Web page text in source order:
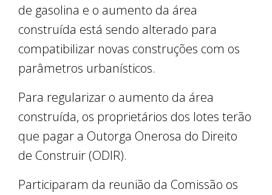
de gasolina e o aumento da área
construída está sendo alterado para
compatibilizar novas construções com os
parâmetros urbanísticos.
Para regularizar o aumento da área
construída, os proprietários dos lotes terão
que pagar a Outorga Onerosa do Direito
de Construir (ODIR).
Participaram da reunião da Comissão os